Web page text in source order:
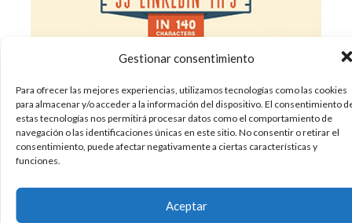
Gestionar consentimiento
Para ofrecer las mejores experiencias, utilizamos tecnologías como las cookies
para almacenar y/o acceder a la información del dispositivo. El consentimiento
estas tecnologías nos permitirá procesar datos como el comportamiento de
navegación o las identificaciones únicas en este sitio. No consentir o retirar el
consentimiento, puede afectar negativamente a ciertas características y
funciones.
Aceptar
Linkedin se ha convertido en el curriculum
online por excelencia. Si estás buscando trabajo
y todavía no conoces LinkedIn haz ya un hueco
para profesionales de distintos sectores.
Permite crear una comunidad de colaboradores